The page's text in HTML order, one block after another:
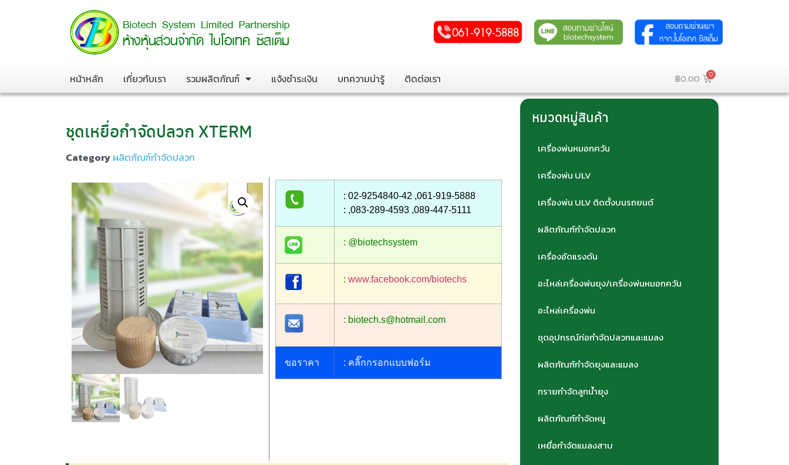
หน้าหลัก เกี่ยวกับเรา รวมผลิตภัณฑ์ แจ้งชำระเงิน บทความน่ารู้ ติดต่อเรา ฿0.00
ชุดเหยื่อกำจัดปลวก XTERM
Category ผลิตภัณฑ์กำจัดปลวก
: 02-9254840-42 ,061-919-5888
: ,083-289-4593 ,089-447-5111
: @biotechsystem
: www.facebook.com/biotechs
: biotech.s@hotmail.com
ขอราคา : คลิ๊กกรอกแบบฟอร์ม
หมวดหมู่สินค้า
เครื่องพ่นหมอกควัน
เครื่องพ่น ULV
เครื่องพ่น ULV ติดตั้งบนรถยนต์
ผลิตภัณฑ์กำจัดปลวก
เครื่องอัดแรงดัน
อะไหล่เครื่องพ่นยุง/เครื่องพ่นหมอกควัน
อะไหล่เครื่องพ่น
ชุดอุปกรณ์ท่อกำจัดปลวกและแมลง
ผลิตภัณฑ์กำจัดยุงและแมลง
ทรายกำจัดลูกน้ำยุง
ผลิตภัณฑ์กำจัดหนู
เหยื่อกำจัดแมลงสาบ